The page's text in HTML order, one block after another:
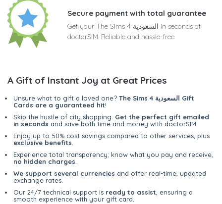
Secure payment with total guarantee
Get your The Sims 4 السعودية in seconds at
doctorSIM. Reliable and hassle-free
A Gift of Instant Joy at Great Prices
Unsure what to gift a loved one? The Sims 4 السعودية Gift
Cards are a guaranteed hit!
Skip the hustle of city shopping. Get the perfect gift emailed
in seconds and save both time and money with doctorSIM.
Enjoy up to 50% cost savings compared to other services, plus
exclusive benefits
Experience total transparency; know what you pay and receive,
no hidden charges
We support several currencies and offer real-time, updated
exchange rates.
Our 24/7 technical support is ready to assist , ensuring a
smooth experience with your gift card.